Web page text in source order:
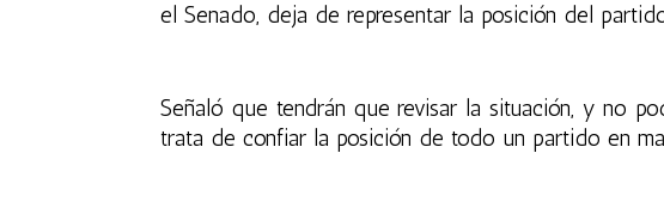
el Senado, deja de representar la posición del
Señaló que tendrán que revisar la situación, y no
trata de confiar la posición de todo un partido en